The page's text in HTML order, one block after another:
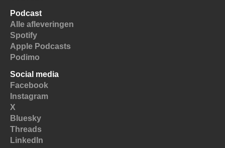
Podcast
Alle afleveringen
Spotify
Apple Podcasts
Podimo
Social media
Facebook
Instagram
X
Bluesky
Threads
LinkedIn